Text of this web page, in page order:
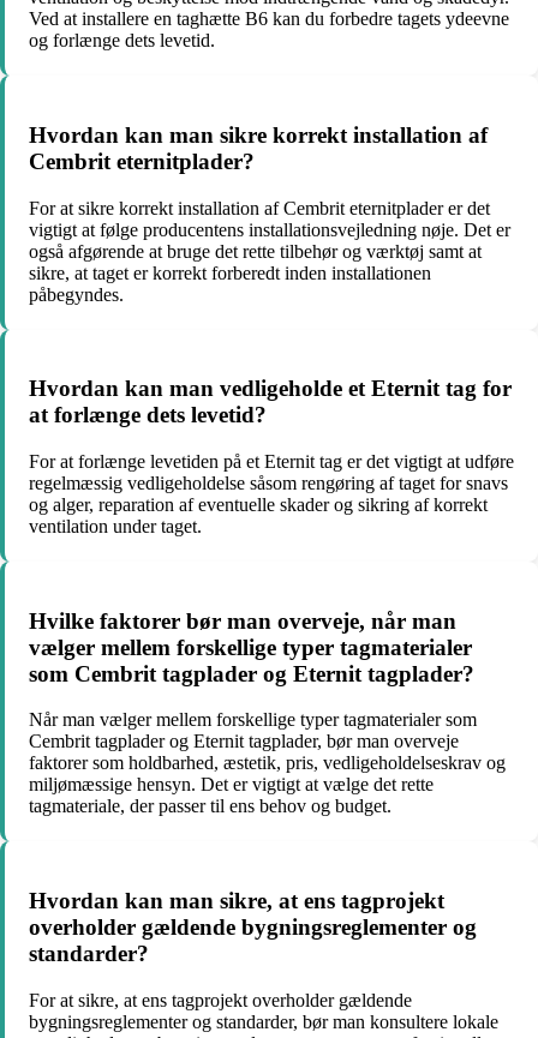
Ved at installere en taghætte B6 kan du forbedre tagets ydeevne
og forlænge dets levetid.
Hvordan kan man sikre korrekt installation af
Cembrit eternitplader?
For at sikre korrekt installation af Cembrit eternitplader er det
vigtigt at følge producentens installationsvejledning nøje. Det er
også afgørende at bruge det rette tilbehør og værktøj samt at
sikre, at taget er korrekt forberedt inden installationen
påbegyndes.
Hvordan kan man vedligeholde et Eternit tag for
at forlænge dets levetid?
For at forlænge levetiden på et Eternit tag er det vigtigt at udføre
regelmæssig vedligeholdelse såsom rengøring af taget for snavs
og alger, reparation af eventuelle skader og sikring af korrekt
ventilation under taget.
Hvilke faktorer bør man overveje, når man
vælger mellem forskellige typer tagmaterialer
som Cembrit tagplader og Eternit tagplader?
Når man vælger mellem forskellige typer tagmaterialer som
Cembrit tagplader og Eternit tagplader, bør man overveje
faktorer som holdbarhed, æstetik, pris, vedligeholdelseskrav og
miljømæssige hensyn. Det er vigtigt at vælge det rette
tagmateriale, der passer til ens behov og budget.
Hvordan kan man sikre, at ens tagprojekt
overholder gældende bygningsreglementer og
standarder?
For at sikre, at ens tagprojekt overholder gældende
bygningsreglementer og standarder, bør man konsultere lokale